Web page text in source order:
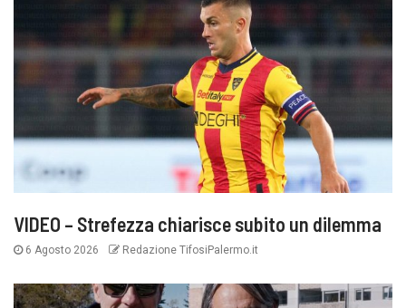
VIDEO – Strefezza chiarisce subito un dilemma
6 Agosto 2026 Redazione TifosiPalermo.it